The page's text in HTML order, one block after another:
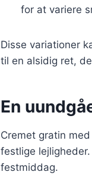
for at variere
Disse variationer
til en alsidig ret,
En
Cremet gratin
festlige
festmiddag.